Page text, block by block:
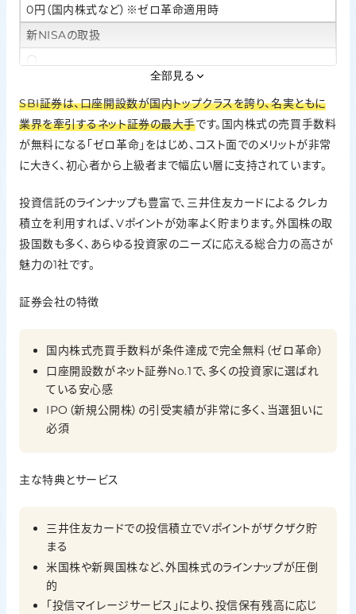
0円（国内株式など）※ゼロ革命適用時
新NISAの取扱
○
63社（2025年）
投資信託の銘柄数
2,642本（2026年1月20日時点）
ジア株
ポイント投資
全部見る
SBI証券は、口座開設数が国内トップクラスを誇り、名実ともに
業界を牽引するネット証券の最大手です。国内株式の売買手数料
が無料になる「ゼロ革命」をはじめ、コスト面でのメリットが非常
に大きく、初心者から上級者まで幅広い層に支持されています。
投資信託のラインナップも豊富で、三井住友カードによるクレカ
積立を利用すれば、Vポイントが効率よく貯まります。外国株の取
扱国数も多く、あらゆる投資家のニーズに応える総合力の高さが
魅力の1社です。
証券会社の特徴
国内株式売買手数料が条件達成で完全無料（ゼロ革命）
口座開設数がネット証券No.1で、多くの投資家に選ばれ
ている安心感
IPO（新規公開株）の引受実績が非常に多く、当選狙いに
必須
主な特典とサービス
三井住友カードでの投信積立でVポイントがザクザク貯
まる
米国株や新興国株など、外国株式のラインナップが圧倒
的
「投信マイレージサービス」により、投信保有残高に応じ